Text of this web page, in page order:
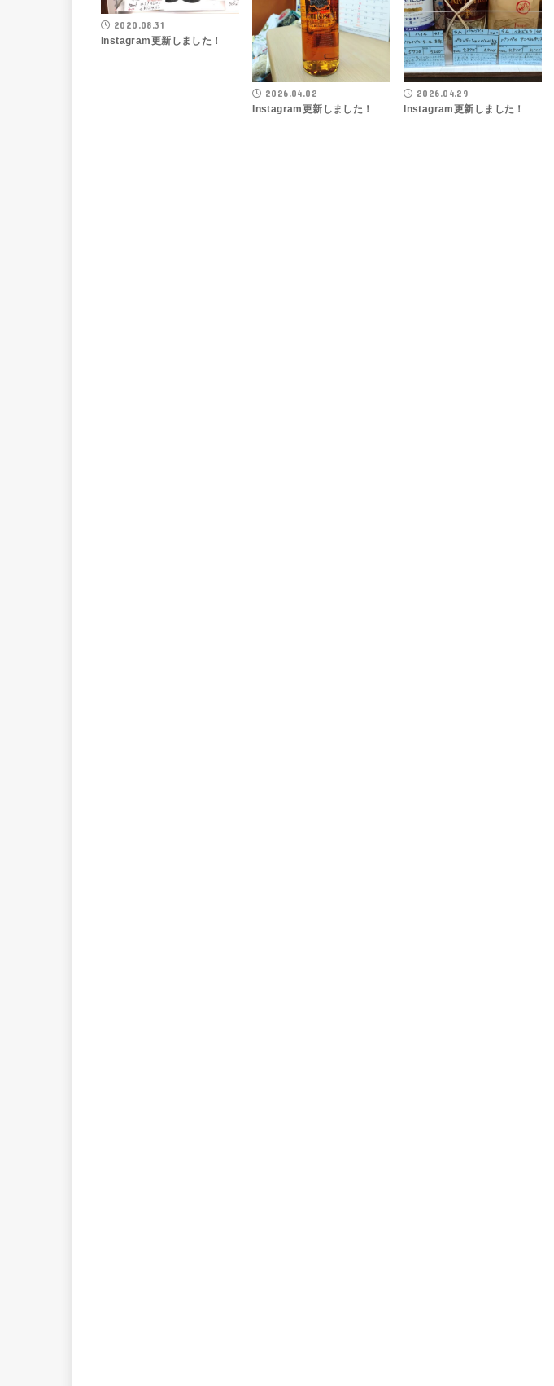
2020.08.31
Instagram更新しました！
2026.04.02
Instagram更新しました！
2026.04.29
Instagram更新しました！